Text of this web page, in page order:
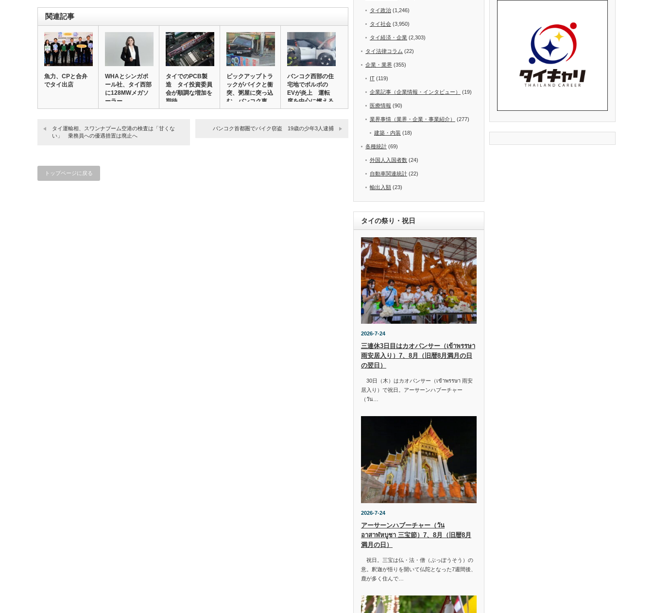
関連記事
魚力、CPと合弁
でタイ出店
WHAとシンガポ
ール社、タイ西部
に128MWメガソ
ーラー
タイでのPCB製
造 タイ投資委員
会が順調な増加を
期待
ピックアップトラ
ックがバイクと衝
突、粥屋に突っ込
む バンコク東
郊…
バンコク西部の住
宅地でボルボの
EVが炎上 運転
席を中心に燃える
タイ運輸相、スワンナプーム空港の検査は「甘くな
い」 乗務員への優遇措置は廃止へ
バンコク首都圏でバイク窃盗 19歳の少年3人逮捕
トップページに戻る
タイ政治 (1,246)
タイ社会 (3,950)
タイ経済・企業 (2,303)
タイ法律コラム (22)
企業・業界 (355)
IT (119)
企業記事（企業情報・インタビュー） (19)
医療情報 (90)
業界事情（業界・企業・事業紹介） (277)
建築・内装 (18)
各種統計 (69)
外国人入国者数 (24)
自動車関連統計 (22)
輸出入額 (23)
タイの祭り・祝日
2026-7-24
三連休3日目はカオパンサー（เข้าพรรษา
雨安居入り）7、8月（旧暦8月満月の日
の翌日）
30日（木）はカオパンサー（เข้าพรรษา 雨安
居入り）で祝日。アーサーンハブーチャー
（วัน…
2026-7-24
アーサーンハブーチャー（วัน
อาสาฬหบูชา 三宝節）7、8月（旧暦8月
満月の日）
祝日。三宝は仏・法・僧（ぶっぽうそう）の
意。釈迦が悟りを開いて仏陀となった7週間後、
鹿が多く住んで…